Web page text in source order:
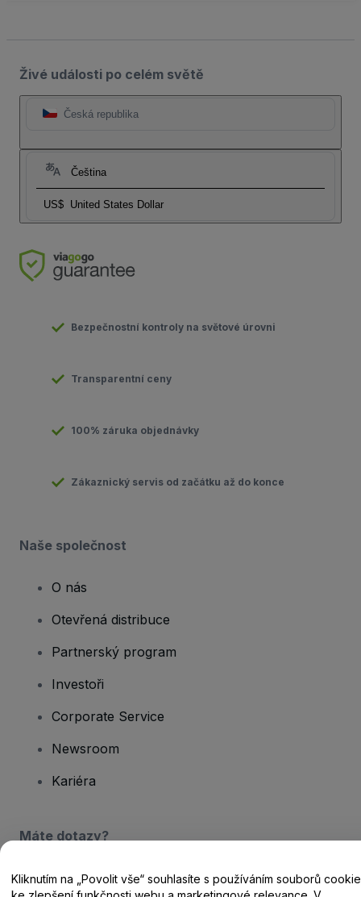
Živé události po celém světě
Česká republika
Čeština
US$ United States Dollar
Bezpečnostní kontroly na světové úrovni
Transparentní ceny
100% záruka objednávky
Zákaznický servis od začátku až do konce
Naše společnost
O nás
Otevřená distribuce
Partnerský program
Investoři
Corporate Service
Newsroom
Kariéra
Máte dotazy?
Centrum nápovědy / Kontakt
Kliknutím na „Povolit vše“ souhlasíte s používáním souborů cookie